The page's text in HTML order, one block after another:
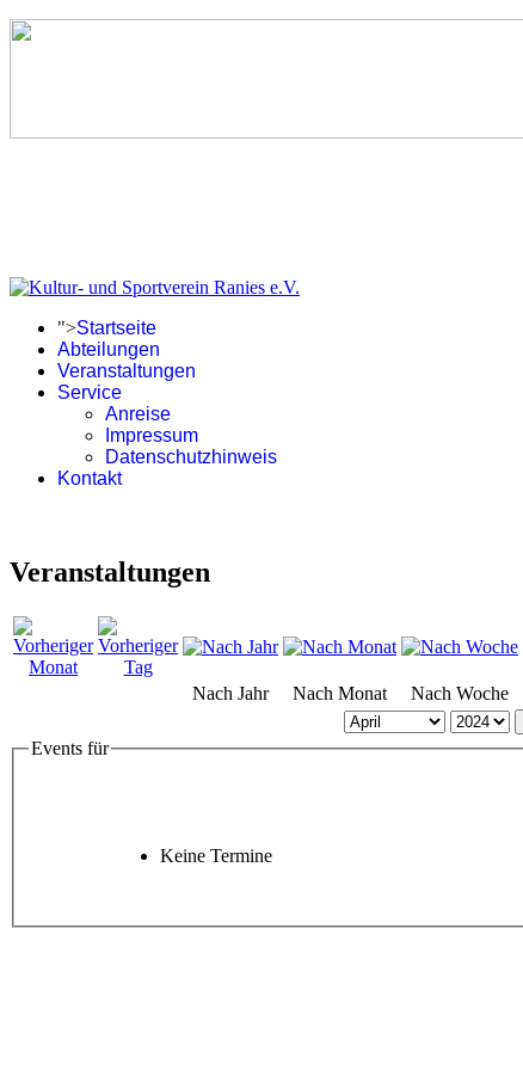
">Startseite
Abteilungen
Veranstaltungen
Service
Anreise
Impressum
Datenschutzhinweis
Kontakt
Veranstaltungen
Nach Jahr Nach Monat Nach Woche
Events für
Keine Termine